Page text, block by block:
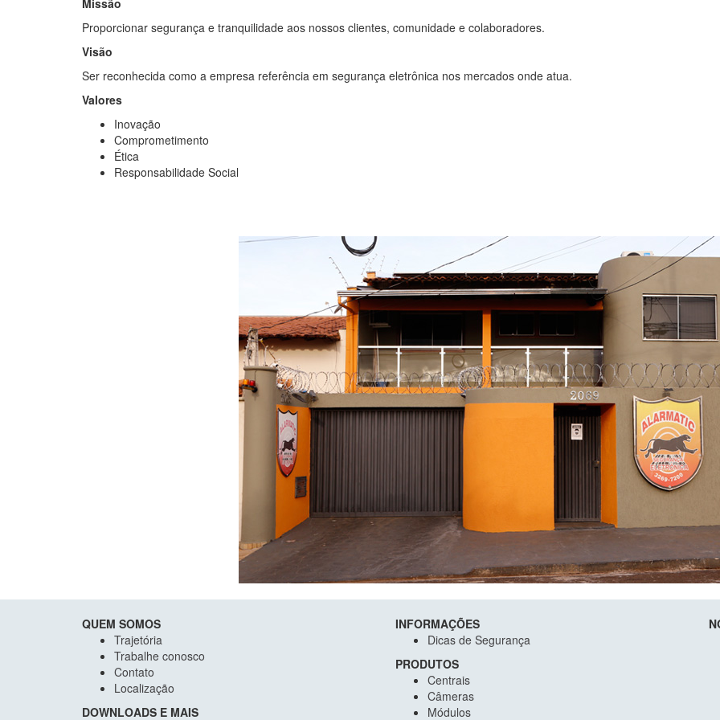
Missão
Proporcionar segurança e tranquilidade aos nossos clientes, comunidade e colaboradores.
Visão
Ser reconhecida como a empresa referência em segurança eletrônica nos mercados onde atua.
Valores
Inovação
Comprometimento
Ética
Responsabilidade Social
QUEM SOMOS
Trajetória
Trabalhe conosco
Contato
Localização
DOWNLOADS E MAIS
INFORMAÇÕES
Dicas de Segurança
PRODUTOS
Centrais
Câmeras
Módulos